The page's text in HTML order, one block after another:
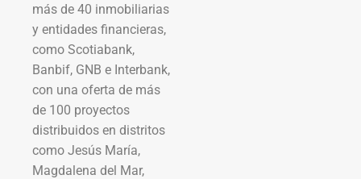
más de 40 inmobiliarias
y entidades financieras,
como Scotiabank,
Banbif, GNB e Interbank,
con una oferta de más
de 100 proyectos
distribuidos en distritos
como Jesús María,
Magdalena del Mar,